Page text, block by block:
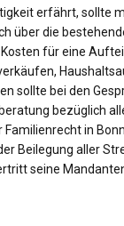
erfährt, sollte
über die
für eine
sollte bei den
bezüglich
in
Beilegung aller
seine